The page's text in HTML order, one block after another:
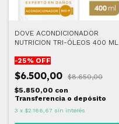
DOVE ACONDICIONADOR
NUTRICION TRI-ÓLEOS 400 ML
-25% OFF
$6.500,00
$8.650,00
$5.850,00 con
Transferencia o depósito
3 x $2.166,67 sin interés